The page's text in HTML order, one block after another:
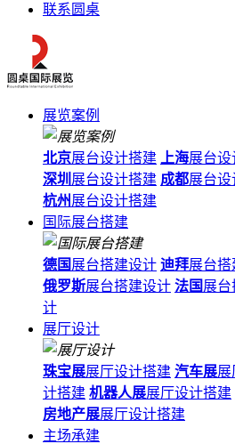
联系圆桌
展览案例
北京展台设计搭建 上海展台
深圳 展台设计搭建 成都展台
杭州展台设计搭建
国际展台搭建
德国 展台搭建设计 迪拜展台
俄罗斯展台搭建设计 法国 展台
计
展厅设计
珠宝展展厅设计搭建 汽车展展
计搭建 机器人展展厅设计搭建
房地产展展厅设计搭建
主场承建